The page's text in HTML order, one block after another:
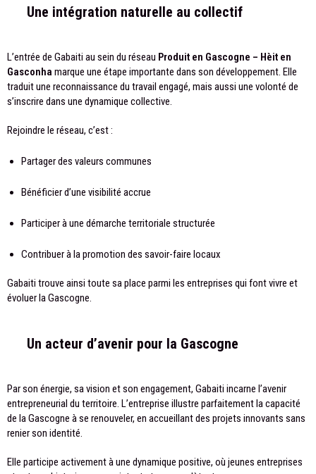
Une intégration naturelle au collectif
L’entrée de Gabaiti au sein du réseau Produit en Gascogne – Hèit en
Gasconha marque une étape importante dans son développement. Elle
traduit une reconnaissance du travail engagé, mais aussi une volonté de
s’inscrire dans une dynamique collective.
Rejoindre le réseau, c’est :
Partager des valeurs communes
Bénéficier d’une visibilité accrue
Participer à une démarche territoriale structurée
Contribuer à la promotion des savoir-faire locaux
Gabaiti trouve ainsi toute sa place parmi les entreprises qui font vivre et
évoluer la Gascogne.
Un acteur d’avenir pour la Gascogne
Par son énergie, sa vision et son engagement, Gabaiti incarne l’avenir
entrepreneurial du territoire. L’entreprise illustre parfaitement la capacité
de la Gascogne à se renouveler, en accueillant des projets innovants sans
renier son identité.
Elle participe activement à une dynamique positive, où jeunes entreprises